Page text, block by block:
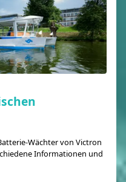
Wächter von Victron
Informationen und